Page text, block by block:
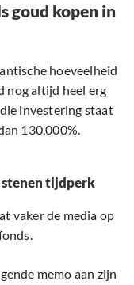
goud kopen in
hoeveelheid
nog altijd heel erg
investering staat
130.000%.
stenen tijdperk
vaker de media op
memo aan zijn